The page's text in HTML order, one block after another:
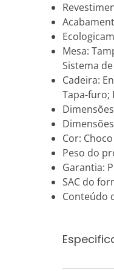
Mesa:
Sistema
Cadeira:
Tapa-furo;
Cor:
Peso do
Garantia:
SAC do
Conteúdo